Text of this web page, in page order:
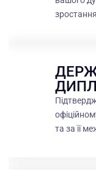
та за її